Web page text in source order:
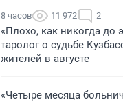
8 часов 11 972 2
«Плохо, как никогда до
таролог о судьбе
жителей в августе
«Четыре месяца